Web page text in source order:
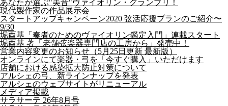
あなたが選ぶ"美音"ヴァイオリン・グランプリ！
現代製作家の作品展示会
スタートアップキャンペーン2020 弦活応援プランのご紹介〜
9/30
堀酉基「奏者のためのヴァイオリン鑑定入門」連載スタート
堀酉基 著「老舗弦楽器専門店の工房から」発売中！
営業内容変更のお知らせ（5月25日更新 最新版）
オンラインにて楽器・弓を「今すぐ購入」いただけます
店舗における感染拡大防止対策について
アルシェの弓、新ラインナップを発表
アルシェのウェブサイトがリニューアル
メディア掲載
サラサーテ 26年8月号